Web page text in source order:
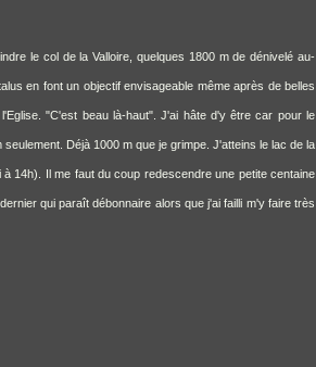
le col de la Valloire, quelques 1800 m de dénivelé au-
en font un objectif envisageable même après de belles
"C'est beau là-haut". J'ai hâte d'y être car pour le
Déjà 1000 m que je grimpe. J'atteins le lac de la
14h). Il me faut du coup redescendre une petite centaine
qui paraît débonnaire alors quej'ai failli m'y faire très